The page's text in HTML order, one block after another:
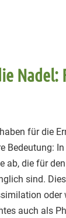
Nadel:
für die
Bedeutung:
ab, die für
sind.
oder
auch als